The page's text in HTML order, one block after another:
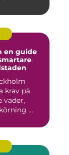
krav på
väder,
...